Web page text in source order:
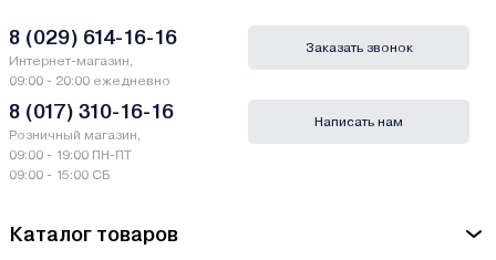
Каталог товаров
8 (029) 614-16-16
Интернет-магазин,
09:00 - 20:00 ежедневно
8 (017) 310-16-16
Розничный магазин,
09:00 - 19:00 ПН-ПТ
09:00 - 15:00 СБ
Заказать звонок
Написать нам